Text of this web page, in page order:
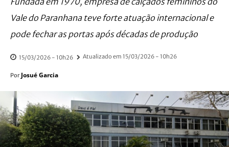
Vale do Paranhana teve forte atuação internacional e
pode fechar as portas após décadas de produção
15/03/2026 - 10h26 Atualizado em 15/03/2026 - 10h26
Por Josué Garcia